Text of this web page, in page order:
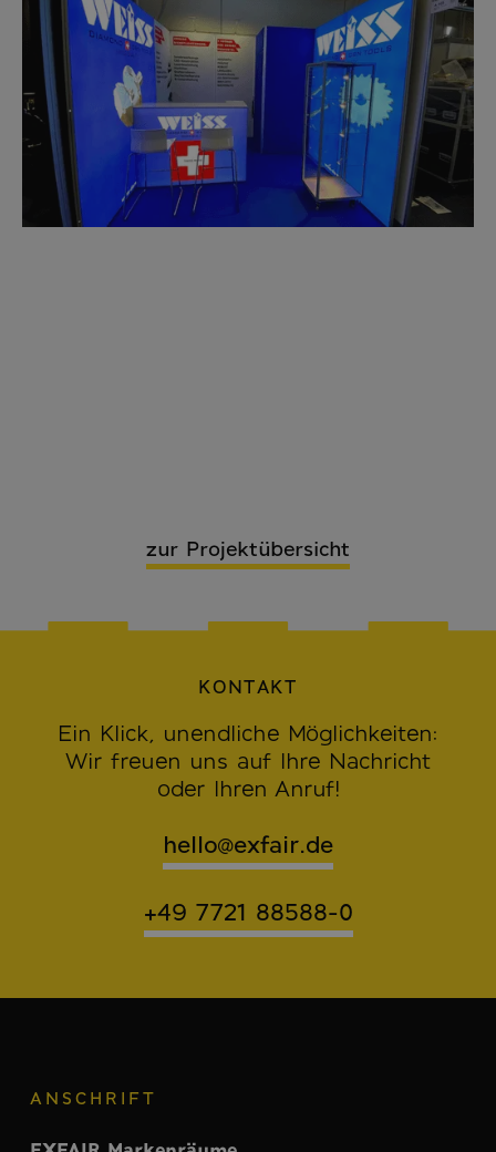
zur Projektübersicht
KONTAKT
Ein Klick, unendliche Möglichkeiten:
Wir freuen uns auf Ihre Nachricht
oder Ihren Anruf!
hello@exfair.de
+49 7721 88588-0
ANSCHRIFT